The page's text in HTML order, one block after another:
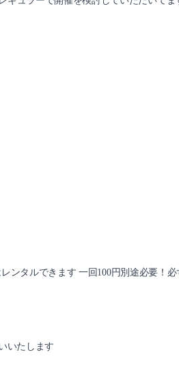
ンタルできます 一回100円別途必要！
いたします